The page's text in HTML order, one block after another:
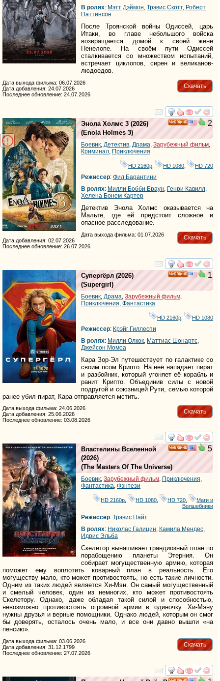
В ролях: Мэтт Дэймон, Трэвис Скотт, Роберт
Паттинсон
После Троянской войны Одиссей, царь
Итаки, во главе небольшого войска
возвращается домой к своей жене
Пенелопе. На своём пути Одиссей
сталкивается со множеством испытаний,
встречает циклопов, сирен и великанов-
людоедов.
Скачать
Дата выхода фильма: 06.07.2026
Дата добавления: 24.07.2026
Последнее обновление: 24.07.2026
смотреть
2
Энола Холмс 3 (2026)
(Enola Holmes 3)
Боевик, Детектив, Драма, Зарубежный фильм,
Криминал, Приключения
HD 2160р HD 1080 HD 720
Режиссер: Фил Барантини
В ролях: Милли Бобби Браун, Генри Кавилл,
Хелена Бонем Картер
Детектив Энола Холмс оказывается на
Мальте, где ей предстоит сложное и
опасное расследование.
Скачать
Дата выхода фильма: 01.07.2026
Дата добавления: 02.07.2026
Последнее обновление: 26.07.2026
смотреть
1
Супергёрл (2026)
(Supergirl)
Боевик Драма Зарубежный фильм
Приключения Фантастика
HD 2160р HD 1080
Режиссер: Крэйг Гиллеспи
В ролях: Милли Олкок Маттиас Шонартс
Джейсон Момоа
Кара Зор-Эл путешествует по галактике со
своим псом Крипто. На неё нападает пират
и разбойник, который угоняет её корабль и
ранит Крипто. Объединив силы с новой
подругой и союзницей Рути, семью которой
ранее убил пират, Кара отправляется мстить.
Скачать
Дата выхода фильма: 24.06.2026
Дата добавления: 25.06.2026
Последнее обновление: 03.08.2026
смотреть
5
Властелины Вселенной
(2026)
(The Masters Of The Universe)
Боевик, Зарубежный фильм, Приключения,
Фантастика, Фэнтези
HD 2160р, HD 1080, HD 720,
Маги и
Волшебники
Режиссер: Трэвис Найт
В ролях: Николас Галицин, Камила Мендес,
Идрис Эльба
Скелетор вынашивает грандиозный план по
порабощению планеты Этерния. Он
собирает могущественную армию, которая
поможет ему воплотить коварный план в реальность. Его
могуществу мало, кто может противостоять, но есть такие личности.
Одним из таких людей является Хи-Мэн. Он самый могущественный
и смелый человек, один из немногих, кто может противостоять
Скелетору. Однако, даже обладая такой силой и способностью,
невозможно противостоять огромной армии в одиночку. Хи-Мэну
нужны друзья и верные помощники. Однако людей, которым он смог
бы доверять, осталось очень мало, и все они давно вышли «на
пенсию».
Скачать
Дата выхода фильма: 03.06.2026
Дата добавления: 31.12.1799
Последнее обновление: 27.07.2026
смотреть